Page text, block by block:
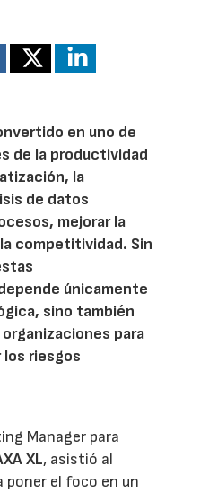
en uno de
de la productividad
la
de datos
mejorar la
competitividad. Sin
únicamente
sino también
para
riesgos
Manager para
XL, asistió al
poner el foco en un